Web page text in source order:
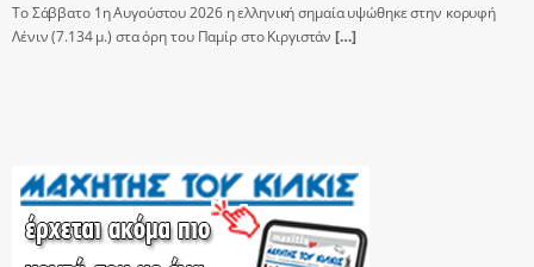
Το Σάββατο 1η Αυγούστου 2026 η ελληνική σημαία υψώθηκε στην κορυφή
Λένιν (7.134 μ.) στα όρη του Παμίρ στο Κιργιστάν […]